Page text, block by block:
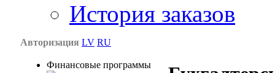
История заказов
Авторизация LV RU
Финансовые программы